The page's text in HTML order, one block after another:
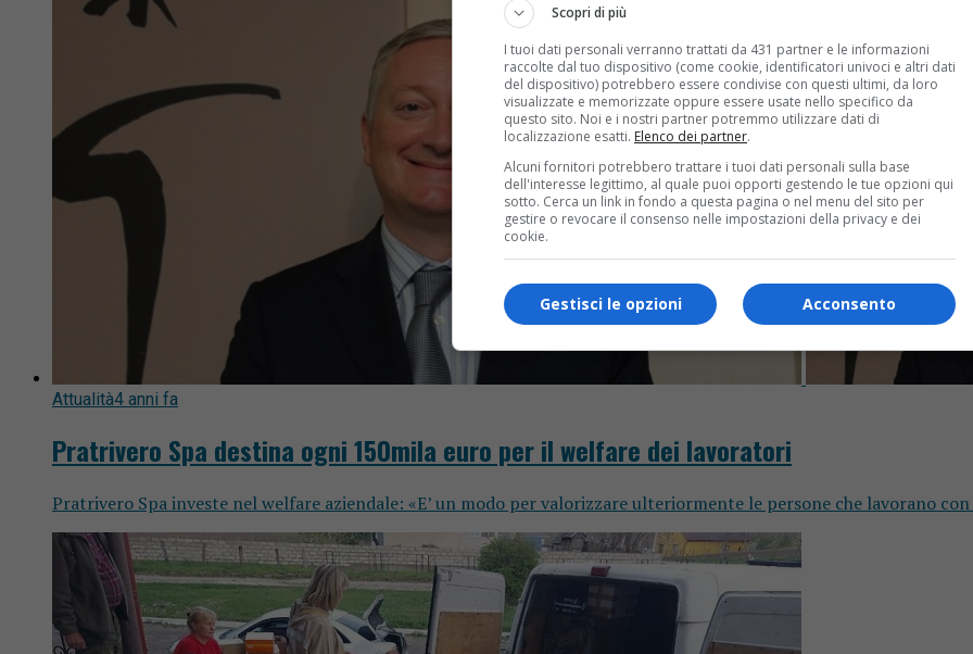
Attualità4 anni fa
Pratrivero Spa destina ogni 150mila euro per il welfare dei lavoratori
Pratrivero Spa investe nel welfare aziendale: «E’ un modo per valorizzare ulteriormente le persone che lavorano
Scopri di più
I tuoi dati personali verranno trattati da 431 partner e le informazioni
raccolte dal tuo dispositivo (come cookie, identificatori univoci e altri dati
del dispositivo) potrebbero essere condivise con questi ultimi, da loro
visualizzate e memorizzate oppure essere usate nello specifico da
questo sito. Noi e i nostri partner potremmo utilizzare dati di
localizzazione esatti. Elenco dei partner.
Alcuni fornitori potrebbero trattare i tuoi dati personali sulla base
dell'interesse legittimo, al quale puoi opporti gestendo le tue opzioni qui
sotto. Cerca un link in fondo a questa pagina o nel menu del sito per
gestire o revocare il consenso nelle impostazioni della privacy e dei
cookie.
Acconsento
Gestisci le opzioni